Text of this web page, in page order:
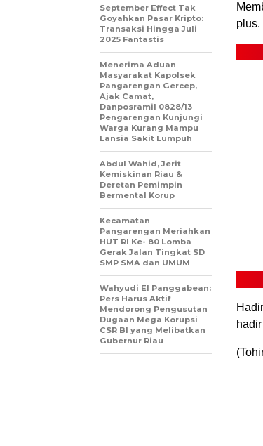
plus.
September Effect Tak
Goyahkan Pasar Kripto:
Transaksi Hingga Juli
2025 Fantastis
Menerima Aduan
Masyarakat Kapolsek
Pangarengan Gercep,
Ajak Camat,
Danposramil 0828/13
Pengarengan Kunjungi
Warga Kurang Mampu
Lansia Sakit Lumpuh
Abdul Wahid, Jerit
Kemiskinan Riau &
Deretan Pemimpin
Bermental Korup
Kecamatan
Pangarengan Meriahkan
HUT RI Ke- 80 Lomba
Gerak Jalan Tingkat SD
SMP SMA dan UMUM
Wahyudi El Panggabean:
Pers Harus Aktif
Mendorong Pengusutan
Dugaan Mega Korupsi
CSR BI yang Melibatkan
Gubernur Riau